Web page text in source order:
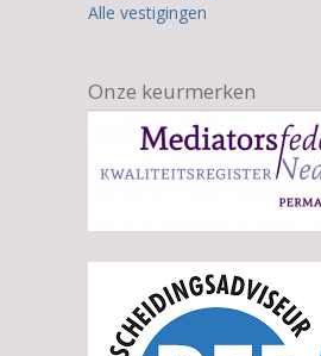
Alle vestigingen
Onze keurmerken